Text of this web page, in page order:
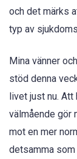
och det märks
typ av
Mina vänner
stöd denna
livet just nu.
välmående gör
mot en mer
detsamma